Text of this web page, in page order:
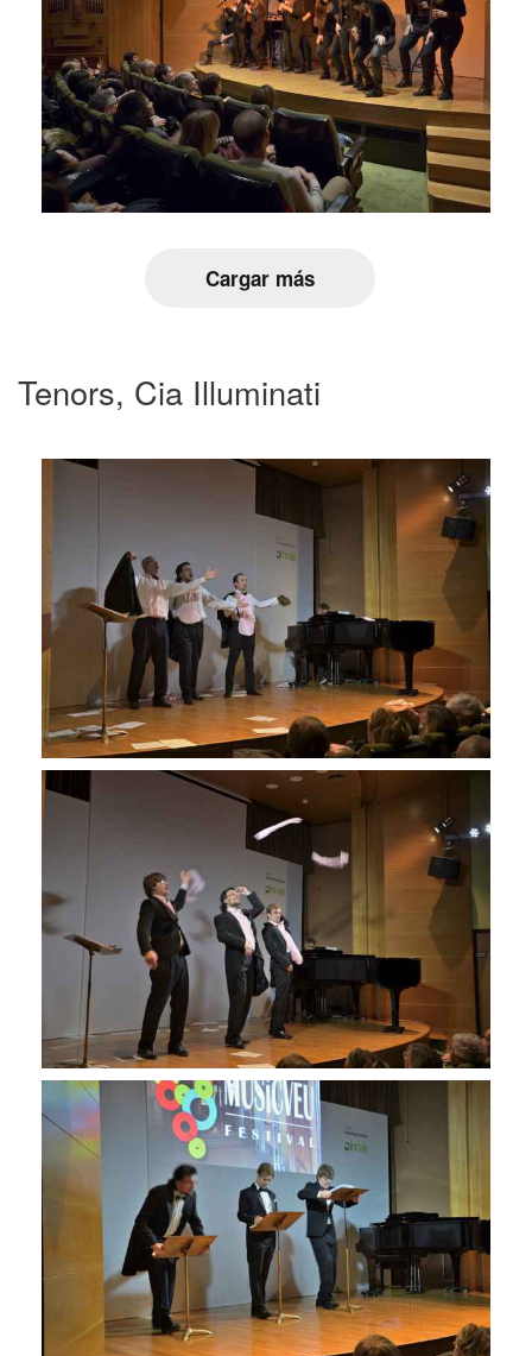
Cargar más
Tenors, Cia Illuminati